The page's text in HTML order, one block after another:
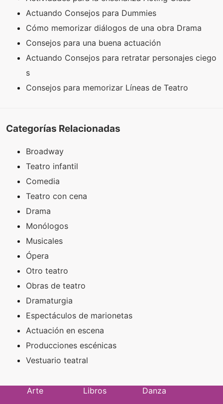
Actuando Consejos para Dummies
Cómo memorizar diálogos de una obra Drama
Consejos para una buena actuación
Actuando Consejos para retratar personajes ciego
s
Consejos para memorizar Líneas de Teatro
Categorías Relacionadas
Broadway
Teatro infantil
Comedia
Teatro con cena
Drama
Monólogos
Musicales
Ópera
Otro teatro
Obras de teatro
Dramaturgia
Espectáculos de marionetas
Actuación en escena
Producciones escénicas
Vestuario teatral
Arte Libros Danza